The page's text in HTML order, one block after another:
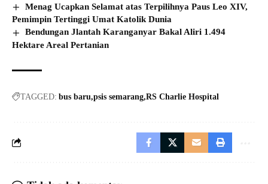
Menag Ucapkan Selamat atas Terpilihnya Paus Leo XIV,
Pemimpin Tertinggi Umat Katolik Dunia
Bendungan Jlantah Karanganyar Bakal Aliri 1.494
Hektare Areal Pertanian
TAGGED: bus baru psis semarang RS Charlie Hospital